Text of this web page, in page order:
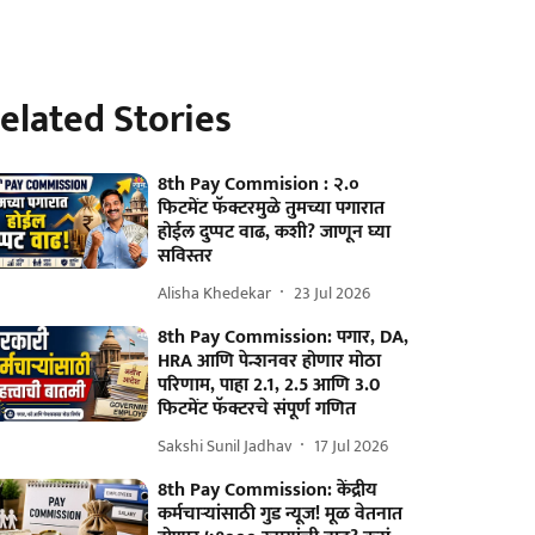
Stories
8th Pay Commision : २.०
फिटमेंट फॅक्टरमुळे तुमच्या पगारात
होईल दुप्पट वाढ, कशी? जाणून घ्या
सविस्तर
Alisha Khedekar 23 Jul 2026
8th Pay Commission: पगार, DA,
HRA आणि पेन्शनवर होणार मोठा
परिणाम, पाहा 2.1, 2.5 आणि 3.0
फिटमेंट फॅक्टरचे संपूर्ण गणित
Sakshi Sunil Jadhav 17 Jul 2026
8th Pay Commission: केंद्रीय
कर्मचाऱ्यांसाठी गुड न्यूज! मूळ वेतनात